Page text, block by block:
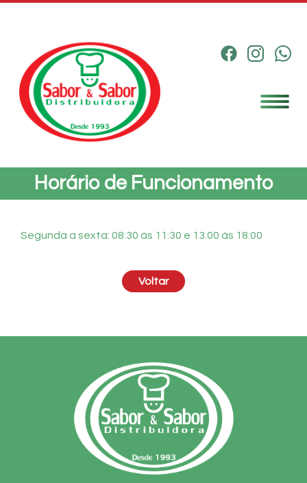
Toggle
Horário de Funcionamento
Segunda a sexta: 08:30 às 11:30 e 13:00 às 18:00
Voltar